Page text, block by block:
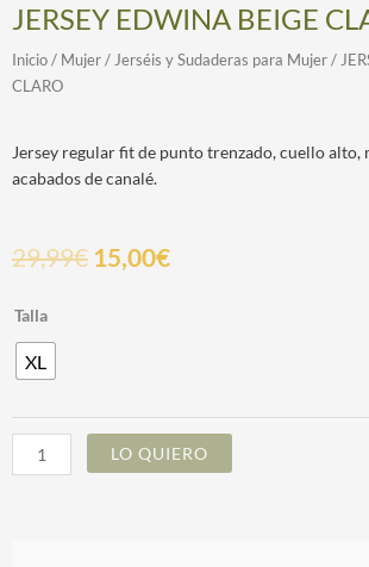
JERSEY EDWINA BEIGE
Inicio / Mujer / Jerséis y Sudaderas para Mujer /
CLARO
Jersey regular fit de punto trenzado, cuello alto,
acabados de canalé.
29,99€ 15,00€
Talla
XL
JERSEY
BEIGE
cantidad
LO QUIERO